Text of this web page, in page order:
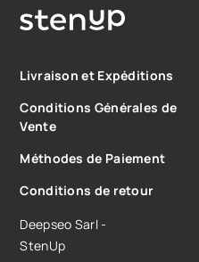
Livraison et Expéditions
Conditions Générales de
Vente
Méthodes de Paiement
Conditions de retour
Deepseo Sarl -
StenUp